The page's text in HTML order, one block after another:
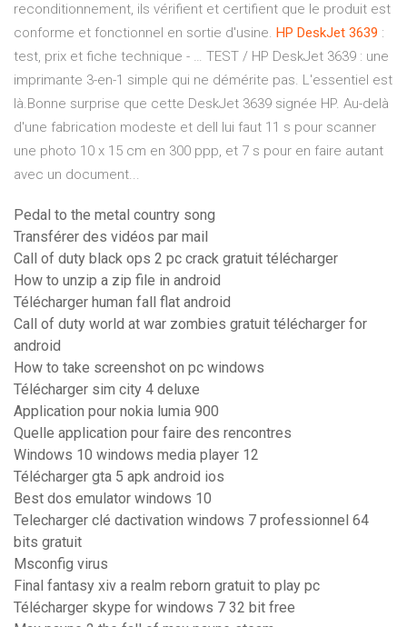
reconditionnement, ils vérifient et certifient que le produit est
conforme et fonctionnel en sortie d'usine. HP DeskJet 3639 :
test, prix et fiche technique - … TEST / HP DeskJet 3639 : une
imprimante 3-en-1 simple qui ne démérite pas. L'essentiel est
là.Bonne surprise que cette DeskJet 3639 signée HP. Au-delà
d'une fabrication modeste et deIl lui faut 11 s pour scanner
une photo 10 x 15 cm en 300 ppp, et 7 s pour en faire autant
avec un document...
Pedal to the metal country song
Transférer des vidéos par mail
Call of duty black ops 2 pc crack gratuit télécharger
How to unzip a zip file in android
Télécharger human fall flat android
Call of duty world at war zombies gratuit télécharger for
android
How to take screenshot on pc windows
Télécharger sim city 4 deluxe
Application pour nokia lumia 900
Quelle application pour faire des rencontres
Windows 10 windows media player 12
Télécharger gta 5 apk android ios
Best dos emulator windows 10
Telecharger clé dactivation windows 7 professionnel 64
bits gratuit
Msconfig virus
Final fantasy xiv a realm reborn gratuit to play pc
Télécharger skype for windows 7 32 bit free